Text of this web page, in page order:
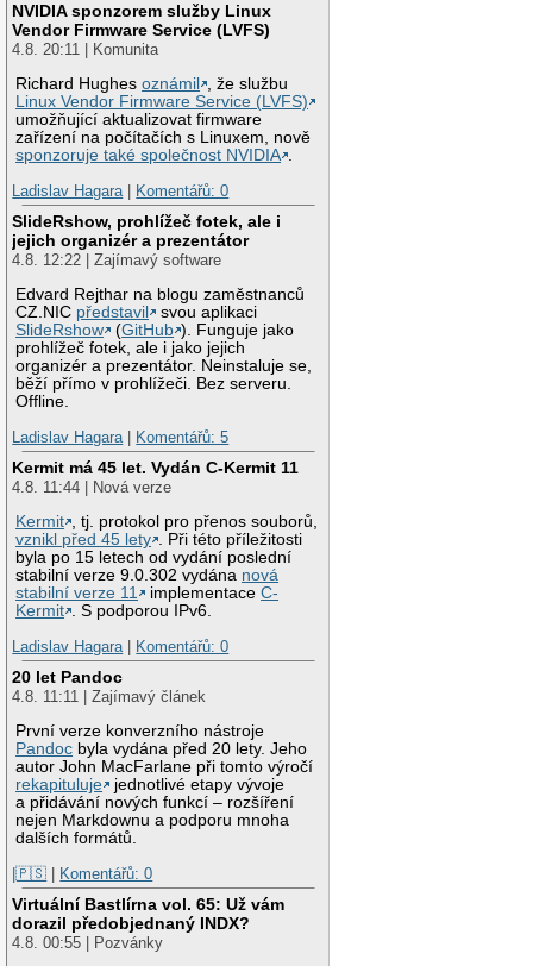
NVIDIA sponzorem služby Linux
Vendor Firmware Service (LVFS)
4.8. 20:11 | Komunita
Richard Hughesoznámil
, že službu
Linux Vendor Firmware Service (LVFS)
umožňující aktualizovat firmware
zařízení na počítačích s Linuxem, nově
sponzoruje také společnost NVIDIA .
Ladislav Hagara | Komentářů: 0
SlideRshow, prohlížeč fotek, ale i
jejich organizér a prezentátor
4.8. 12:22 | Zajímavý software
Edvard Rejthar na blogu zaměstnanců
CZ.NIC představil
svou aplikaci
SlideRshow
(GitHub ). Funguje jako
prohlížeč fotek, ale i jako jejich
organizér a prezentátor. Neinstaluje se,
běží přímo v prohlížeči. Bez serveru.
Offline.
Ladislav Hagara | Komentářů: 5
Kermit má 45 let. Vydán C-Kermit 11
4.8. 11:44 | Nová verze
Kermit , tj. protokol pro přenos souborů,
vznikl před 45 lety . Při této příležitosti
byla po 15 letech od vydání poslední
stabilní verze 9.0.302 vydána nová
stabilní verze 11
implementaceC-
Kermit . S podporou IPv6.
Ladislav Hagara | Komentářů: 0
20 let Pandoc
4.8. 11:11 | Zajímavý článek
První verze konverzního nástroje
Pandoc byla vydána před 20 lety. Jeho
autor John MacFarlane při tomto výročí
rekapituluje
jednotlivé etapy vývoje
a přidávání nových funkcí – rozšíření
nejen Markdownu a podporu mnoha
dalších formátů.
|🇵🇸 | Komentářů: 0
Virtuální Bastlírna vol. 65: Už vám
dorazil předobjednaný INDX?
4.8. 00:55 | Pozvánky